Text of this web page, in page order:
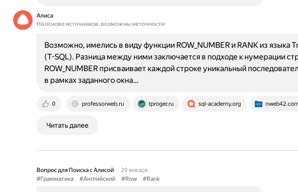
Алиса
На основе источников, возможны неточности
0 professorweb.ru tproger.ru sql-academy.org
Возможно, имелись в виду функции ROW_NUMBER и RANK из языка
(T-SQL). Разница между ними заключается в подходе к нумерации
ROW_NUMBER присваивает каждой строке уникальный
в рамках заданного окна…
Читать далее
Вопрос для Поиска с Алисой
29 января
#Грамматика
#Английский #Row #Rank